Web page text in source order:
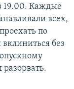
19.00. Каждые
всех,
по
без